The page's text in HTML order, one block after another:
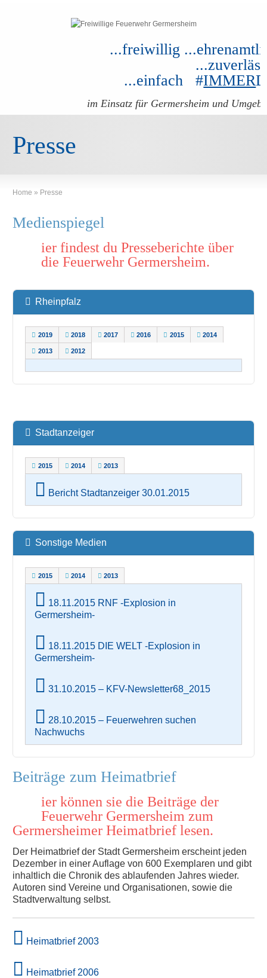
...freiwillig
...einfach #IMMER
im Einsatz für Germersheim und
Presse
Home » Presse
Medienspiegel
ier findest du Presseberichte über
die Feuerwehr Germersheim.
Rheinpfalz
2019 2018 2017 2016 2015 2014
2013 2012
Stadtanzeiger
2015 2014 2013
Bericht Stadtanzeiger 30.01.2015
Sonstige Medien
2015 2014 2013
18.11.2015 RNF -Explosion in
Germersheim-
18.11.2015 DIE WELT -Explosion in
Germersheim-
31.10.2015 – KFV-Newsletter68_2015
28.10.2015 – Feuerwehren suchen
Nachwuchs
Beiträge zum Heimatbrief
ier können sie die Beiträge der
Feuerwehr Germersheim zum
Germersheimer Heimatbrief lesen.
Der Heimatbrief der Stadt Germersheim erscheint jeden
Dezember in einer Auflage von 600 Exemplaren und gibt
inhaltlich die Chronik des ablaufenden Jahres wieder.
Autoren sind Vereine und Organisationen, sowie die
Stadtverwaltung selbst.
Heimatbrief 2003
Heimatbrief 2006